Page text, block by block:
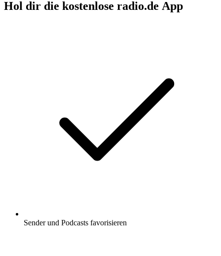
Hol dir die kostenlose radio.de App
Sender und Podcasts favorisieren